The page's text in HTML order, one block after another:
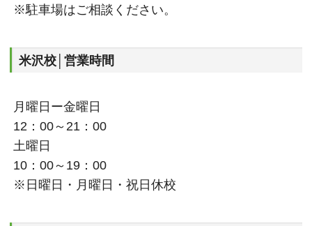
※駐車場はご相談ください。
米沢校│営業時間
月曜日ー金曜日
12：00～21：00
土曜日
10：00～19：00
※日曜日・月曜日・祝日休校